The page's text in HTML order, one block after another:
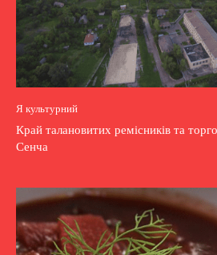
Я культурний
Край талановитих ремісників та
Сенча